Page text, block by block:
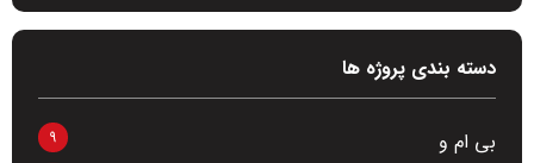
دسته بندی پروژه ها
بی ام و 9